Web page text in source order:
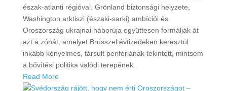
észak-atlanti régióval. Grönland biztonsági helyzete,
Washington arktiszi (északi-sarki) ambíciói és
Oroszország ukrajnai háborúja együttesen formálják át
azt a zónát, amelyet Brüsszel évtizedeken keresztül
inkább kényelmes, társult perifériának tekintett, mintsem
a bővítési politika valódi terepének.
Read More